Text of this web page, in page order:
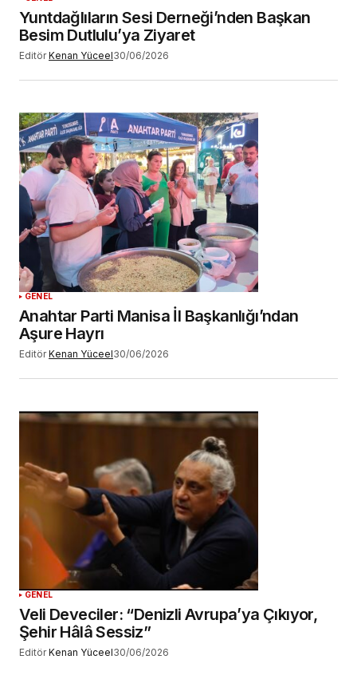
Yuntdağlıların Sesi Derneği’nden Başkan
Besim Dutlulu’ya Ziyaret
Editör Kenan Yüceel30/06/2026
GENEL
Anahtar Parti Manisa İl Başkanlığı’ndan
Aşure Hayrı
Editör Kenan Yüceel30/06/2026
GENEL
Veli Deveciler: “Denizli Avrupa’ya Çıkıyor,
Şehir Hâlâ Sessiz”
Editör Kenan Yüceel30/06/2026